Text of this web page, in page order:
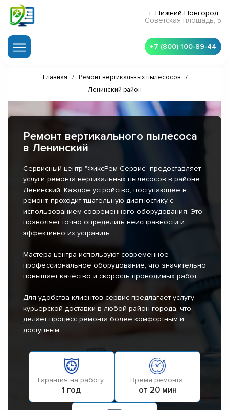
г. Нижний Новгород
Советская площадь, 5
+7 (800) 100-89-44
Главная / Ремонт вертикальных пылесосов
/
Ленинский район
Ремонт вертикального пылесоса
в Ленинский
Сервисный центр "ФиксРем-Сервис" предоставляет
услуги ремонта вертикальных пылесосов в районе
Ленинский. Каждое устройство, поступающее в
ремонт, проходит тщательную диагностику с
использованием современного оборудования. Это
позволяет точно определить неисправности и
эффективно их устранить.
Мастера центра используют современное
профессиональное оборудование, что значительно
повышает качество и скорость проводимых работ.
Для удобства клиентов сервис предлагает услугу
курьерской доставки в любой район города, что
делает процесс ремонта более комфортным и
доступным.
Гарантия на работу:
1 год
Время ремонта:
от 20 мин